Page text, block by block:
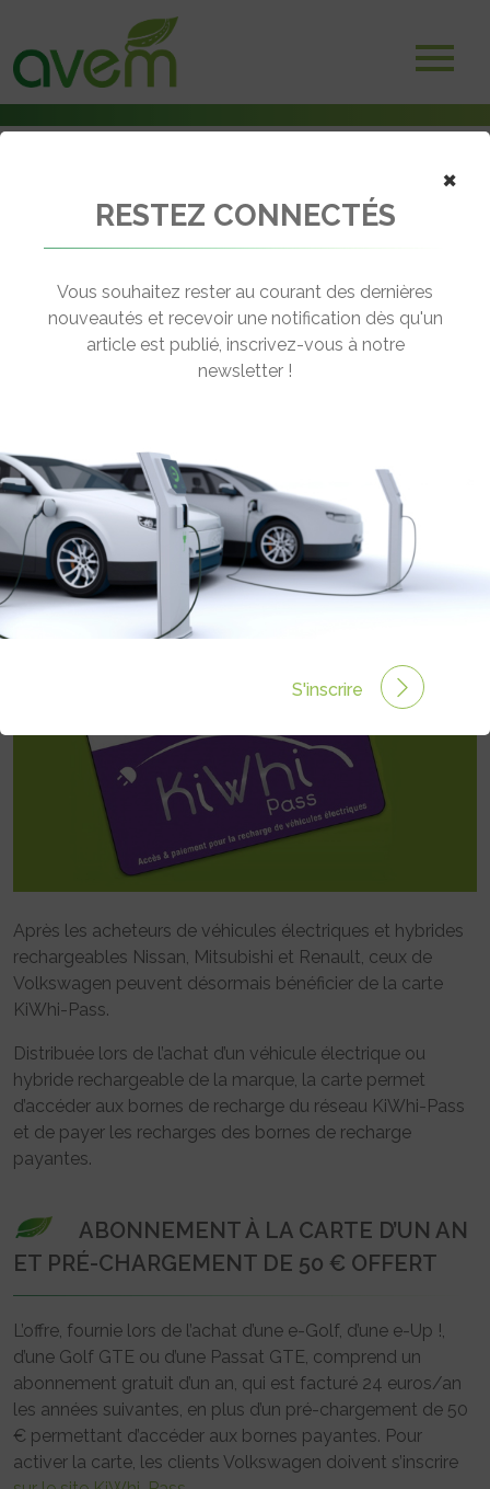
La carte KiWhi-Pass désormais distribuée aux acheteurs de
← Revenir aux actualités
LA CARTE KIWHI-PASS DÉSORMAIS
DISTRIBUÉE AUX ACHETEURS DE
VOLKSWAGEN
Rédigé par Tiphaine Leurent le 24 Fév 2016 à 00:00
commentaires
Après les acheteurs de véhicules électriques et hybrides
rechargeables Nissan, Mitsubishi et Renault, ceux de
Volkswagen peuvent désormais bénéficier de la carte
KiWhi-Pass.
Distribuée lors de l’achat d’un véhicule électrique ou
hybride rechargeable de la marque, la carte permet
d’accéder aux bornes de recharge du réseau KiWhi-Pass
et de payer les recharges des bornes de recharge
payantes.
ABONNEMENT À LA CARTE D’UN AN
ET PRÉ-CHARGEMENT DE 50 € OFFERT
L’offre, fournie lors de l’achat d’une e-Golf, d’une e-Up !,
d’une Golf GTE ou d’une Passat GTE, comprend un
abonnement gratuit d’un an, qui est facturé 24 euros/an
les années suivantes, en plus d’un pré-chargement de 50
€ permettant d’accéder aux bornes payantes. Pour
activer la carte, les clients Volkswagen doivent s’inscrire
×
RESTEZ CONNECTÉS
Vous souhaitez rester au courant des dernières
nouveautés et recevoir une notification dès qu'un
article est publié, inscrivez-vous à notre
newsletter !
S'inscrire